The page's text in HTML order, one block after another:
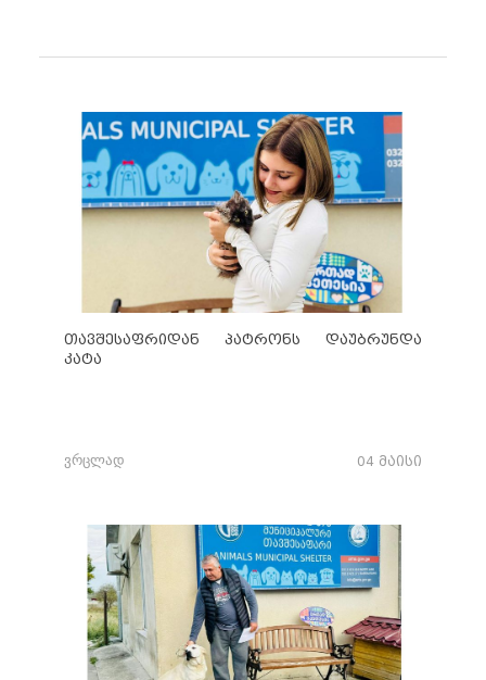
თავშესაფრიდან პატრონს დაუბრუნდა
კატა
04 მაისი
ვრცლად